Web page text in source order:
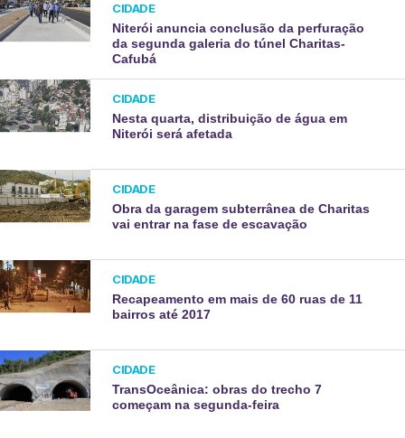
CIDADE
Niterói anuncia conclusão da perfuração
da segunda galeria do túnel Charitas-
Cafubá
CIDADE
Nesta quarta, distribuição de água em
Niterói será afetada
CIDADE
Obra da garagem subterrânea de Charitas
vai entrar na fase de escavação
CIDADE
Recapeamento em mais de 60 ruas de 11
bairros até 2017
CIDADE
TransOceânica: obras do trecho 7
começam na segunda-feira